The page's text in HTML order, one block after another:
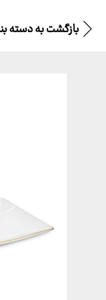
بازگشت بهدسته